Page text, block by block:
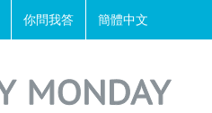
你問我答 簡體中文